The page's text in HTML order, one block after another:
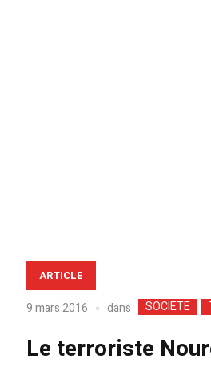
ARTICLE
9 mars 2016 dans SOCIETE
Le terroriste